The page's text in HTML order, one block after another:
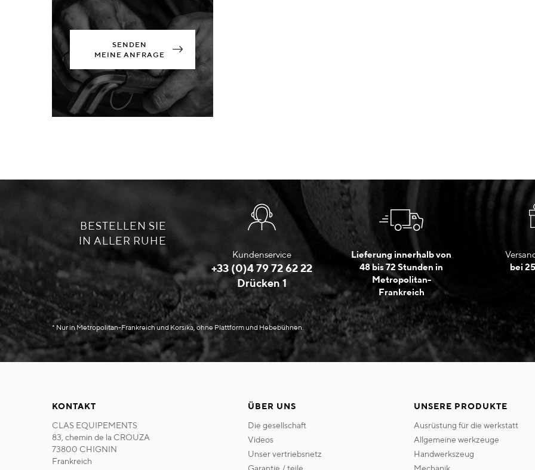
SENDEN
MEINE ANFRAGE
BESTELLEN SIE
IN ALLER RUHE
Kundenservice
+33 (0)4 79 72 62 22
Drücken 1
Lieferung innerhalb von
48 bis 72 Stunden in
Metropolitan-
Frankreich
bei
* Nur in Metropolitan-Frankreich und Korsika, ohne Plattform und Hebebühnen.
KONTAKT
CLAS EQUIPEMENTS
83, chemin de la CROUZA
73800 CHIGNIN
Frankreich
ÜBER UNS
die gesellschaft
videos
unser vertriebsnetz
UNSERE PRODUKTE
ausrüstung für die werkstatt
allgemeine werkzeuge
handwerkszeug